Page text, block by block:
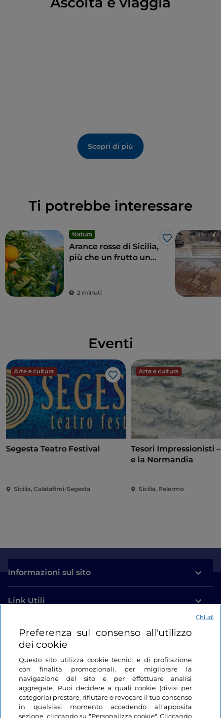
Scopri di più
Ti potrebbe interessare
Natura
Like
Arance rosse di Sicilia,
più che un frutto una
2 minuti
Eventi
Arte e cultura
Like
Segesta Teatro Festival
Sicilia, Calatafimi-Segesta
Arte e cultura
Tesori Impressionisti
e la Normandia
Sicilia, Palermo
Informazioni sul sito
Link Utili
Login
Restiamo in contatto
Preferenza sul consenso all'utilizzo
dei cookie
Questo sito utilizza cookie tecnici e di profilazione
con finalità promozionali, per migliorare la
navigazione del sito e per effettuare analisi
aggregate. Puoi decidere a quali cookie (divisi per
categoria) prestare, rifiutare o revocare il tuo consenso
in qualsiasi momento accedendo all'apposita
sezione, cliccando su "Personalizza cookie". Cliccando
Chiudi